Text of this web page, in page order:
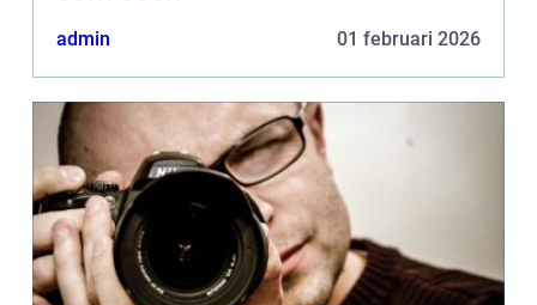
admin 01 februari 2026